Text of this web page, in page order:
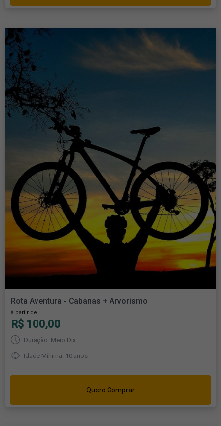
Rota Aventura - Cabanas + Arvorismo
à partir de
R$ 100,00
Duração: Meio Dia
Idade Mínima: 10 anos
Quero Comprar